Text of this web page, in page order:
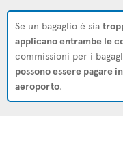
Se un bagaglio è sia
applicano entrambe le
commissioni per i
possono essere pagare
aeroporto.